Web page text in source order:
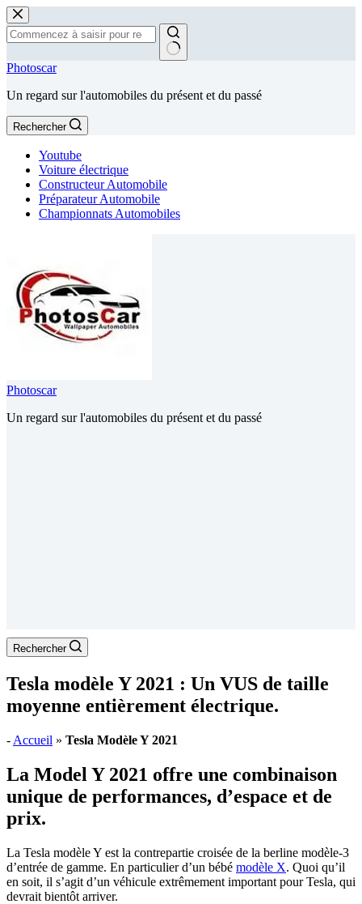
Passer
au
contenu
Aucun
Photoscar
Un regard sur l'automobiles du présent et du passé
Rechercher
Youtube
Voiture électrique
Constructeur Automobile
Préparateur Automobile
Championnats Automobiles
Photoscar
Un regard sur l'automobiles du présent et du passé
Rechercher
Tesla modèle Y 2021 : Un VUS de taille
moyenne entièrement électrique.
- Accueil » Tesla Modèle Y 2021
La Model Y 2021 offre une combinaison
unique de performances, d’espace et de
prix.
La Tesla modèle Y est la contrepartie croisée de la berline modèle-3
d’entrée de gamme. En particulier d’un bébé modèle X. Quoi qu’il
en soit, il s’agit d’un véhicule extrêmement important pour Tesla, qui
devrait bientôt arriver.